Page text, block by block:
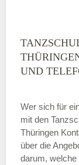
UND
Wer sich für
mit den
Thüringen
über die
darum, welche